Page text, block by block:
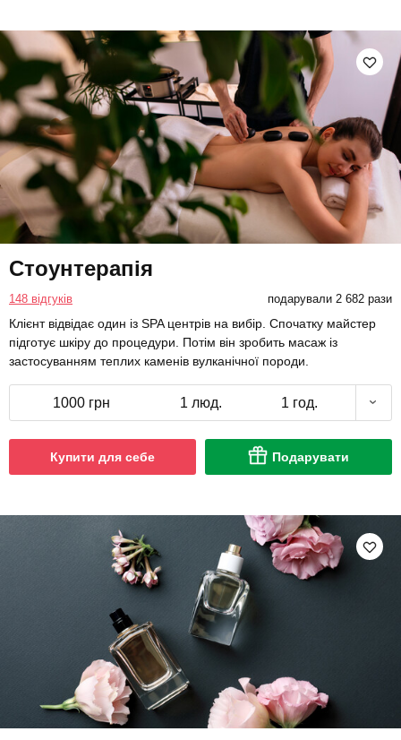
Стоунтерапія
148 відгуків подарували 2 682 рази
Клієнт відвідає один із SPA центрів на вибір. Спочатку майстер
підготує шкіру до процедури. Потім він зробить масаж із
застосуванням теплих каменів вулканічної породи.
1000 грн 1 люд. 1 год.
Купити для себе Подарувати